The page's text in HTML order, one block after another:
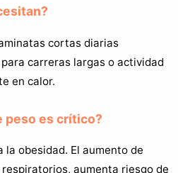
cortas diarias
carreras largas o actividad
en calor.
peso es crítico?
la obesidad. El aumento de
aumenta riesgo de